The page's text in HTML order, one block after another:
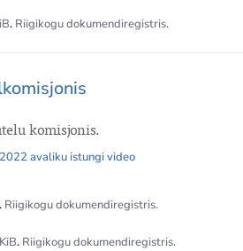
. Riigikogu dokumendiregistris.
komisjonis.
avaliku istungi video
. Riigikogu dokumendiregistris.
. Riigikogu dokumendiregistris.